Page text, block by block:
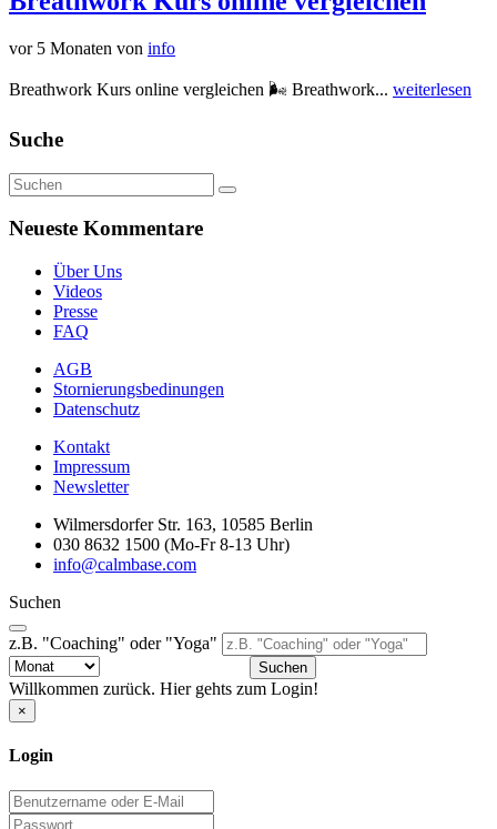
vor 5 Monaten von info
Breathwork Kurs online vergleichen 🌬️ Breathwork... weiterlesen
Suche
Neueste Kommentare
Über Uns
Videos
Presse
FAQ
AGB
Stornierungsbedinungen
Datenschutz
Kontakt
Impressum
Newsletter
Wilmersdorfer Str. 163, 10585 Berlin
030 8632 1500 (Mo-Fr 8-13 Uhr)
info@calmbase.com
Suchen
z.B. "Coaching" oder "Yoga"
Suchen
Willkommen zurück. Hier gehts zum Login!
×
Login